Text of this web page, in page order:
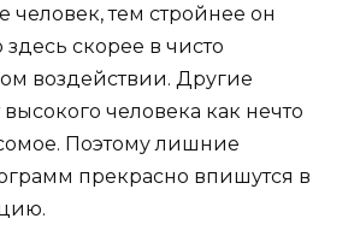
тем стройнее он
скорее в чисто
воздействии. Другие
человека как нечто
Поэтому лишние
прекрасно впишутся в